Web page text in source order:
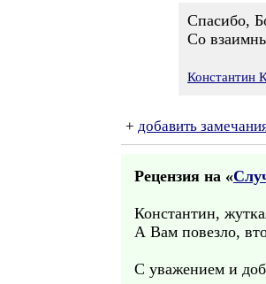
Спасибо,
Со
Константин
+ добавить
Рецензия на «
Константин,
А Вам повезло,
С уважением и